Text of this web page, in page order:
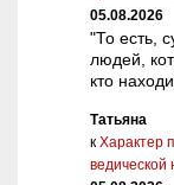
05.08.2026
"То есть,
людей,
кто
Татьяна
к Характер
ведической